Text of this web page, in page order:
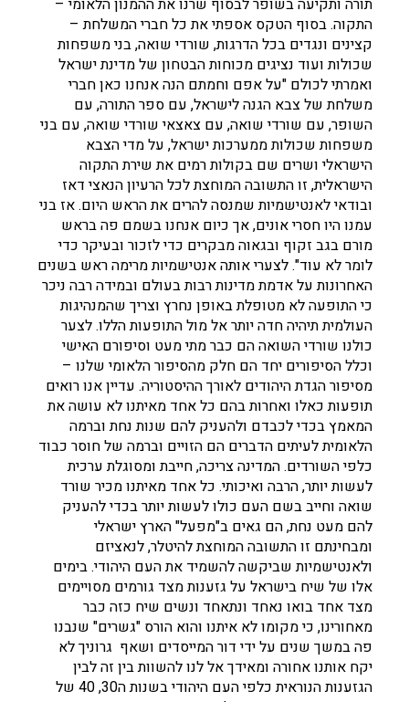
תורה ותקיעה בשופר לבסוף שרנו את ההמנון הלאומי –
התקוה. בסוף הטקס אספתי את כל חברי המשלחת –
קצינים ונגדים בכל הדרגות, שורדי שואה, בני משפחות
שכולות ועוד נציגים מכוחות הבטחון של מדינת ישראל
ואמרתי לכולם "על אפם וחמתם הנה אנחנו כאן חברי
משלחת של צבא הגנה לישראל, עם ספר התורה, עם
השופר, עם שורדי שואה, עם צאצאי שורדי שואה, עם בני
משפחות שכולות ממערכות ישראל, על מדי הצבא
הישראלי ושרים שם בקולות רמים את שירת התקוה
הישראלית, זו התשובה המוחצת לכל הרעיון הנאצי דאז
ובודאי לאנטישמיות שמנסה להרים את הראש היום. אז בני
עמנו היו חסרי אונים, אך כיום אנחנו בשמם פה בראש
מורם בגב זקוף ובגאוה מבקרים כדי לזכור ובעיקר כדי
לומר לא עוד". לצערי אותה אנטישמיות מרימה ראש בשנים
האחרונות על אדמת מדינות רבות בעולם ובמידה רבה ניכר
כי התופעה לא מטופלת באופן נחרץ וצריך שהמנהיגות
העולמית תיהיה חדה יותר אל מול התופעות הללו. לצער
כולנו שורדי השואה הם כבר מתי מעט וסיפורם האישי
וכלל הסיפורים יחד הם חלק מהסיפור הלאומי שלנו –
מסיפור הגדת היהודים לאורך ההיסטוריה. עדיין אנו רואים
תופעות כאלו ואחרות בהם כל אחד מאיתנו לא עושה את
המאמץ בכדי לכבדם ולהעניק להם שנות נחת וברמה
הלאומית לעיתים הדברים הם הזויים וברמה של חוסר כבוד
כלפי השורדים. המדינה צריכה, חייבת ומסוגלת ערכית
לעשות יותר, הרבה ואיכותי. כל אחד מאיתנו מכיר שורד
שואה וחייב בשם העם כולו לעשות יותר בכדי להעניק
להם מעט נחת, הם גאים ב"מפעל" הארץ ישראלי
ומבחינתם זו התשובה המוחצת להיטלר, לנאציזם
ולאנטישמיות שביקשה להשמיד את העם היהודי. בימים
אלו של שיח בישראל על גזענות מצד גורמים מסויימים
מצד אחד בואו נאחד ונתאחד ונשים שיח כזה כבר
מאחורינו, כי מקומו לא איתנו והוא הורס "גשרים" שנבנו
פה במשך שנים על ידי דור המייסדים ושאף גרוניך לא
יקח אותנו אחורה ומאידך אל לנו להשוות בין זה לבין
הגזענות הנוראית כלפי העם היהודי בשנות ה30, 40 של